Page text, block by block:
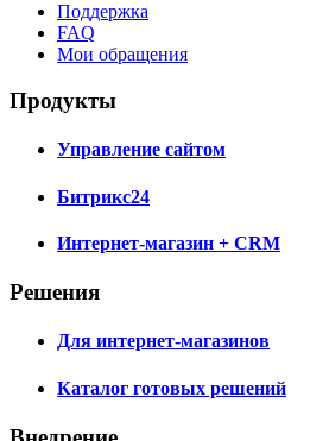
Поддержка
FAQ
Мои обращения
Продукты
Управление сайтом
Битрикс24
Интернет-магазин + CRM
Решения
Для интернет-магазинов
Каталог готовых решений